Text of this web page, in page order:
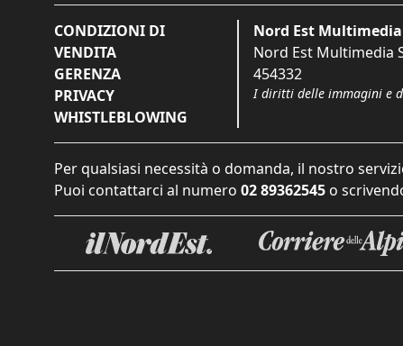
CONDIZIONI DI
VENDITA
GERENZA
PRIVACY
WHISTLEBLOWING
Nord Est Multimedia
Nord Est Multimedia
454332
I diritti delle immagini e
Per qualsiasi necessità o domanda, il nostro
Puoi contattarci al numero 02 89362545 o